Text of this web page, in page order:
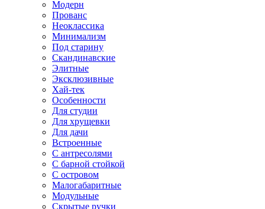
Модерн
Прованс
Неоклассика
Минимализм
Под старину
Скандинавские
Элитные
Эксклюзивные
Хай-тек
Особенности
Для студии
Для хрущевки
Для дачи
Встроенные
С антресолями
С барной стойкой
С островом
Малогабаритные
Модульные
Скрытые ручки